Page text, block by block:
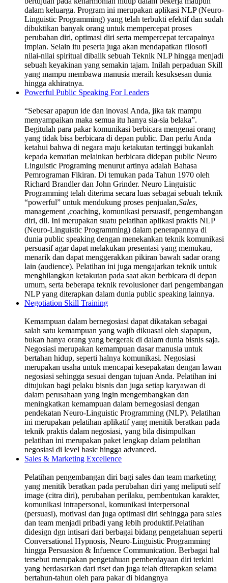
dalam keluarga. Program ini merupakan aplikasi NLP (Neuro-
Linguistic Programming) yang telah terbukti efektif dan sudah
dibuktikan banyak orang untuk mempercepat proses
perubahan diri, optimasi diri serta mempercepat tercapainya
impian. Selain itu peserta juga akan mendapatkan filosofi
nilai-nilai spiritual dibalik sebuah Teknik NLP hingga menjadi
sebuah keyakinan yang semakin tajam. Inilah perpaduan Skill
yang mampu membawa manusia meraih kesuksesan dunia
hingga akhiratnya.
Powerful Public Speaking For Leaders
“Sebesar apapun ide dan inovasi Anda, jika tak mampu
menyampaikan maka semua itu hanya sia-sia belaka”.
Begitulah para pakar komunikasi berbicara mengenai orang
yang tidak bisa berbicara di depan public. Dan perlu Anda
ketahui bahwa di negara maju ketakutan tertinggi bukanlah
kepada kematian melainkan berbicara didepan public Neuro
Linguistic Programing menurut artinya adalah Bahasa
Pemrograman Fikiran. Di temukan pada Tahun 1970 oleh
Richard Brandler dan John Grinder. Neuro Linguistic
Programming telah diterima secara luas sebagai sebuah teknik
“powerful” untuk mendukung proses penjualan,Sales,
management ,coaching, komunikasi persuasif, pengembangan
diri, dll. Ini merupakan suatu pelatihan aplikasi praktis NLP
(Neuro-Linguistic Programming) dalam penerapannya di
dunia public speaking dengan menekankan teknik komunikasi
persuasif agar dapat melakukan presentasi yang memukau,
menarik dan dapat menggerakkan pikiran bawah sadar orang
lain (audience). Pelatihan ini juga mengajarkan teknik untuk
menghilangkan ketakutan pada saat akan berbicara di depan
umum, serta beberapa teknik revolusioner dari pengembangan
NLP yang diterapkan dalam dunia public speaking lainnya.
Negotiation Skill Training
Kemampuan dalam bernegosiasi dapat dikatakan sebagai
salah satu kemampuan yang wajib dikuasai oleh siapapun,
bukan hanya orang yang bergerak di dalam dunia bisnis saja.
Negosiasi merupakan kemampuan dasar manusia untuk
bertahan hidup, seperti halnya komunikasi. Negosiasi
merupakan usaha untuk mencapai kesepakatan dengan lawan
negosiasi sehingga sesuai dengan tujuan Anda. Pelatihan ini
ditujukan bagi pelaku bisnis dan juga setiap karyawan di
dalam perusahaan yang ingin mengembangkan dan
meningkatkan kemampuan dalam bernegosiasi dengan
pendekatan Neuro-Linguistic Programming (NLP). Pelatihan
ini merupakan pelatihan aplikatif yang menitik beratkan pada
teknik praktis dalam negosiasi, yang bila disimpulkan
pelatihan ini merupakan paket lengkap dalam pelatihan
negosiasi di level basic hingga advanced.
Sales & Marketing Excellence
Pelatihan pengembangan diri bagi sales dan team marketing
yang menitik beratkan pada perubahan diri yang meliputi self
image (citra diri), perubahan perilaku, pembentukan karakter,
komunikasi intrapersonal, komunikasi interpersonal
(persuasi), motivasi dan juga optimasi diri sehingga para sales
dan team menjadi pribadi yang lebih produktif.Pelatihan
didesign dgn intisari dari berbagai bidang pengetahuan seperti
Conversational Hypnosis, Neuro-Linguistic Programming
hingga Persuasion & Infuence Communication. Berbagai hal
tersebut merupakan pengetahuan pemberdayaan diri terkini
yang berdasarkan dari riset dan juga telah diterapkan selama
bertahun-tahun oleh para pakar di bidangnya